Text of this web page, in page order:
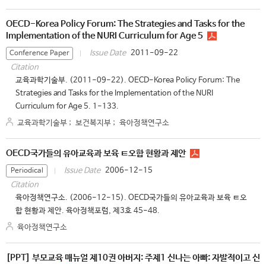
OECD-Korea Policy Forum: The Strategies and Tasks for the
Implementation of the NURI Curriculum for Age 5
Conference Paper Issue Date 2011-09-22
Citation
교육과학기술부. (2011-09-22). OECD-Korea Policy Forum: The
Strategies and Tasks for the Implementation of the NURI
Curriculum for Age 5. 1-133.
교육과학기술부 ; 보건복지부 ; 육아정책연구소
OECD국가들의 유아교육과 보육 ㅌ오합 현황과 제안
Periodical Issue Date 2006-12-15
Citation
육아정책연구소. (2006-12-15). OECD국가들의 유아교육과 보육 ㅌ오
합 현황과 제안. 육아정책포럼, 제3호 45-48.
육아정책연구소
[PPT] 부모교육 매뉴얼 제10권 아버지: 주제1 신나는 아빠: 자발적이고 신